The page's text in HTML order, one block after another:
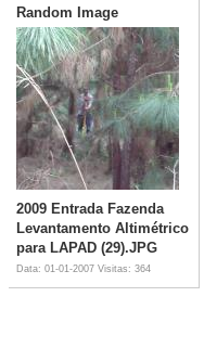
Random Image
2009 Entrada Fazenda
Levantamento Altimétrico
para LAPAD (29).JPG
Data: 01-01-2007 Visitas: 364